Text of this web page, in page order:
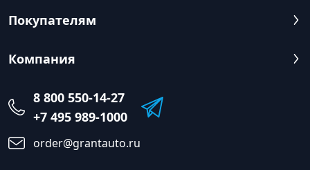
Покупателям
Компания
8 800 550-14-27
+7 495 989-1000
order@grantauto.ru